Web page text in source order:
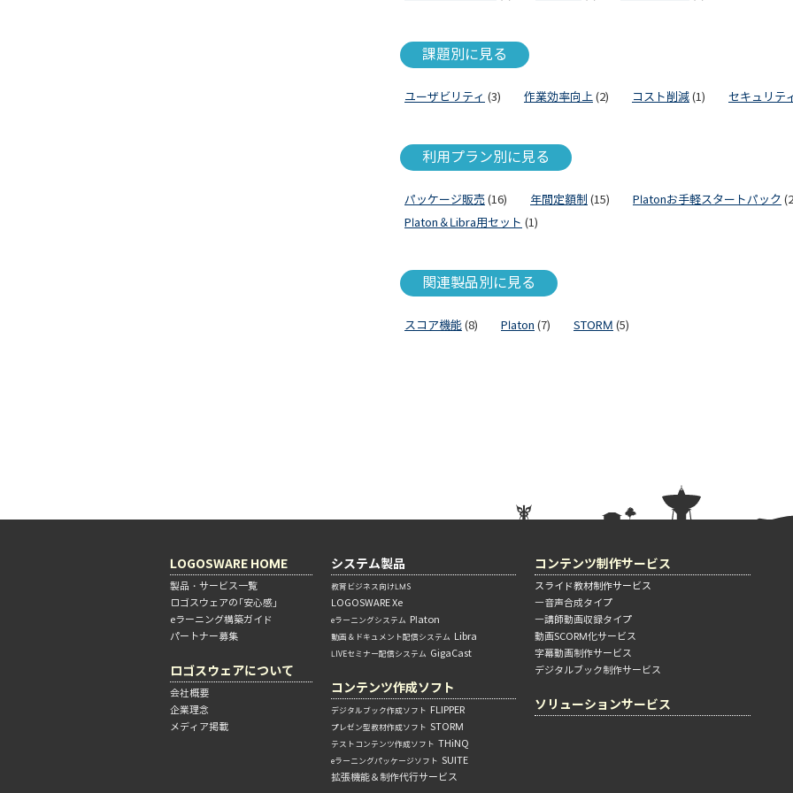
課題別に見る
ユーザビリティ (3) 作業効率向上 (2) コスト削減 (1) セキュリテ
利用プラン別に見る
パッケージ販売 (16) 年間定額制 (15) Platonお手軽スタートパック
Platon＆Libra用セット (1)
関連製品別に見る
スコア機能 (8) Platon (7) STORM (5)
LOGOSWARE HOME
製品・サービス一覧
ロゴスウェアの「安心感」
eラーニング構築ガイド
パートナー募集
ロゴスウェアについて
会社概要
企業理念
メディア掲載
システム製品
教育ビジネス向けLMS
LOGOSWARE Xe
eラーニングシステム Platon
動画＆ドキュメント配信システム Libra
LIVEセミナー配信システム GigaCast
コンテンツ作成ソフト
デジタルブック作成ソフト FLIPPER
プレゼン型教材作成ソフト STORM
テストコンテンツ作成ソフト THiNQ
eラーニングパッケージソフト SUITE
拡張機能＆制作代行サービス
コンテンツ制作サービス
スライド教材制作サービス
―音声合成タイプ
―講師動画収録タイプ
動画SCORM化サービス
字幕動画制作サービス
デジタルブック制作サービス
ソリューションサービス